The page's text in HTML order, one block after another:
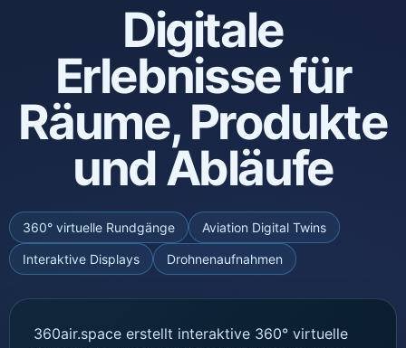
Digitale
Erlebnisse für
Räume, Produkte
und Abläufe
Virtuelle Rundgänge, Aviation
360° virtuelle Rundgänge Aviation Digital Twins
Interaktive Displays Drohnenaufnahmen
360air.space erstellt interaktive 360° virtuelle